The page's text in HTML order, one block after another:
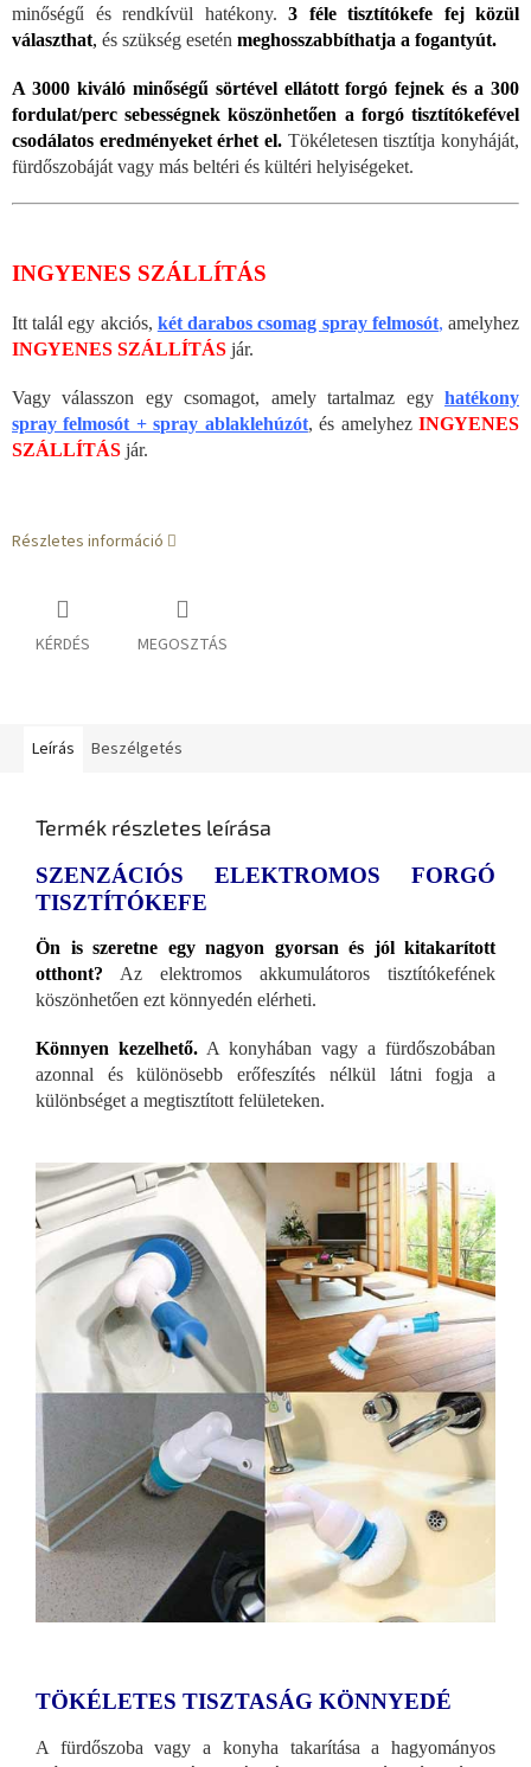
minőségű és rendkívül hatékony. 3 féle tisztítókefe fej közül
választhat, és szükség esetén meghosszabbíthatja a fogantyút.
A 3000 kiváló minőségű sörtével ellátott forgó fejnek és a 300
fordulat/perc sebességnek köszönhetően a forgó tisztítókefével
csodálatos eredményeket érhet el. Tökéletesen tisztítja konyháját,
fürdőszobáját vagy más beltéri és kültéri helyiségeket.
INGYENES SZÁLLÍTÁS
Itt talál egy akciós, két darabos csomag spray felmosót, amelyhez
INGYENES SZÁLLÍTÁS jár.
Vagy válasszon egy csomagot, amely tartalmaz egy hatékony
spray felmosót + spray ablaklehúzót, és amelyhezINGYENES
SZÁLLÍTÁS jár.
Részletes információ
KÉRDÉS MEGOSZTÁS
Leírás Beszélgetés
Termék részletes leírása
SZENZÁCIÓS ELEKTROMOS FORGÓ
TISZTÍTÓKEFE
Ön is szeretne egy nagyon gyorsan és jól kitakarított
otthont? Az elektromos akkumulátoros tisztítókefének
köszönhetően ezt könnyedén elérheti.
Könnyen kezelhető. A konyhában vagy a fürdőszobában
azonnal és különösebb erőfeszítés nélkül látni fogja a
különbséget a megtisztított felületeken.
TÖKÉLETES TISZTASÁG KÖNNYEDÉ
A fürdőszoba vagy a konyha takarítása a hagyományos